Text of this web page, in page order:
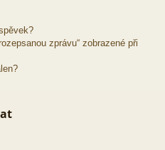
zprávu“ zobrazené při